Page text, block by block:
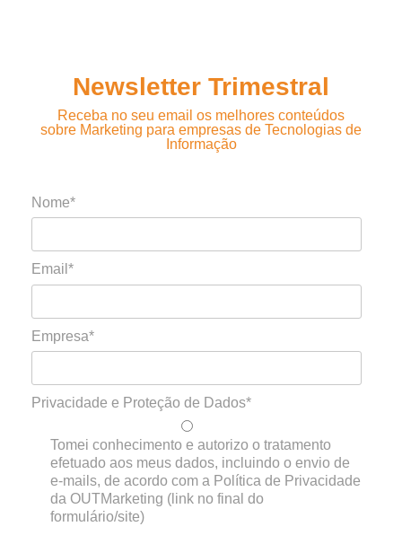
Newsletter Trimestral
Receba no seu email os melhores conteúdos
sobre Marketing para empresas de Tecnologias de
Informação
Nome*
Email*
Empresa*
Privacidade e Proteção de Dados*
Tomei conhecimento e autorizo o tratamento
efetuado aos meus dados, incluindo o envio de
e-mails, de acordo com a Política de Privacidade
da OUTMarketing (link no final do
formulário/site)